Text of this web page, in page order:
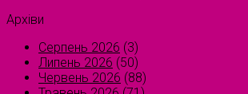
Архіви
Серпень 2026 (3)
Липень 2026 (50)
Червень 2026 (88)